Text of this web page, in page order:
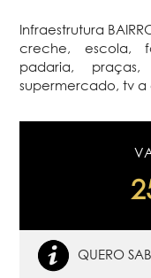
Infraestrutura
creche, escola,
padaria, praças,
supermercado, tv
QUERO